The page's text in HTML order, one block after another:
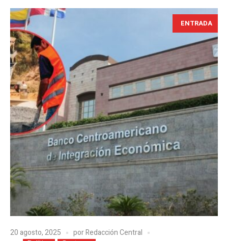
ENTRADA
20 agosto, 2025 porRedacción Central